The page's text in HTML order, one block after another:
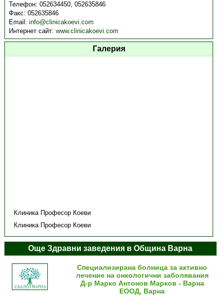
Телефон:052634450, 052635846
Факс:052635846
Email:info@clinicakoevi.com
Интернет сайт:www.clinicakoevi.com
Галерия
Клиника Професор Коеви
Клиника Професор Коеви
Още Здравни заведения в Община Варна
Специализирана болница за активно
лечение на онкологични заболявания
Д-р Марко Антонов Марков - Варна
ЕООД, Варна